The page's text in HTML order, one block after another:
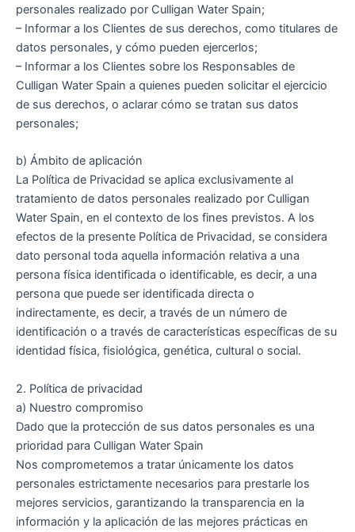
personales realizado por Culligan Water Spain;
– Informar a los Clientes de sus derechos, como titulares de
datos personales, y cómo pueden ejercerlos;
– Informar a los Clientes sobre los Responsables de
Culligan Water Spain a quienes pueden solicitar el ejercicio
de sus derechos, o aclarar cómo se tratan sus datos
personales;
b) Ámbito de aplicación
La Política de Privacidad se aplica exclusivamente al
tratamiento de datos personales realizado por Culligan
Water Spain, en el contexto de los fines previstos. A los
efectos de la presente Política de Privacidad, se considera
dato personal toda aquella información relativa a una
persona física identificada o identificable, es decir, a una
persona que puede ser identificada directa o
indirectamente, es decir, a través de un número de
identificación o a través de características específicas de su
identidad física, fisiológica, genética, cultural o social.
2. Política de privacidad
a) Nuestro compromiso
Dado que la protección de sus datos personales es una
prioridad para Culligan Water Spain
Nos comprometemos a tratar únicamente los datos
personales estrictamente necesarios para prestarle los
mejores servicios, garantizando la transparencia en la
información y la aplicación de las mejores prácticas en